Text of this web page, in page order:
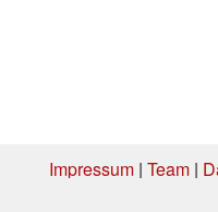
Impressum| Team|